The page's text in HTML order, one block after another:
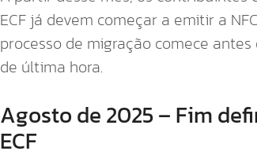
ECF já devem começar a emitir a
processo de migração comece
de última hora.
Agosto de 2025 – Fim
ECF